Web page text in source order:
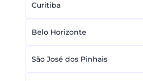
Curitiba
Belo Horizonte
São José dos Pinhais